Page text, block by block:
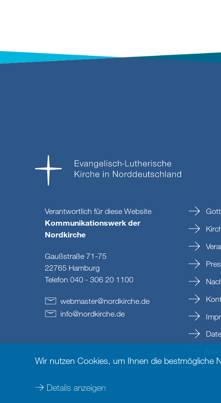
Verantwortlich für diese Website
Kommunikationswerk der
Nordkirche
Gaußstraße 71-75
22765 Hamburg
Telefon 040 - 306 20 1100
webmaster@nordkirche.de
info@nordkirche.de
Wir nutzen Cookies, um Ihnen die bestmögliche
Details anzeigen